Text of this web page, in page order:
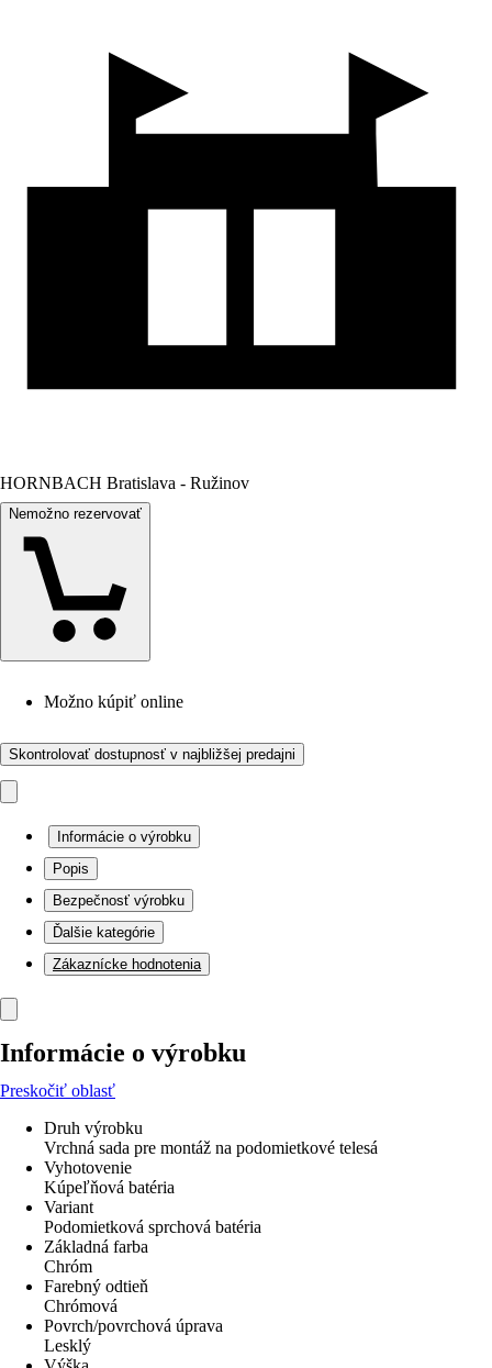
HORNBACH Bratislava - Ružinov
Nemožno rezervovať
Možno kúpiť online
Skontrolovať dostupnosť v najbližšej predajni
Informácie o výrobku
Popis
Bezpečnosť výrobku
Ďalšie kategórie
Zákaznícke hodnotenia
Informácie o výrobku
Preskočiť oblasť
Druh výrobku
Vrchná sada pre montáž na podomietkové telesá
Vyhotovenie
Kúpeľňová batéria
Variant
Podomietková sprchová batéria
Základná farba
Chróm
Farebný odtieň
Chrómová
Povrch/povrchová úprava
Lesklý